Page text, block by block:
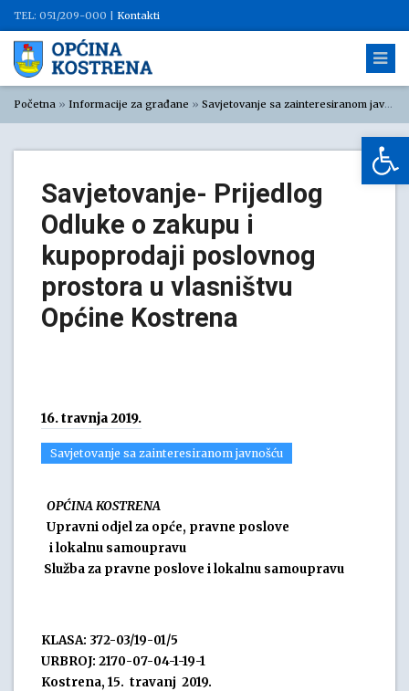
TEL: 051/209-000 | Kontakti
Početna » Informacije za građane » Savjetovanje sa zainteresiranom javnošću
Savjetovanje- Prijedlog
Odluke o zakupu i
kupoprodaji poslovnog
prostora u vlasništvu
Općine Kostrena
16. travnja 2019.
Savjetovanje sa zainteresiranom javnošću
OPĆINA KOSTRENA
Upravni odjel za opće, pravne poslove
i lokalnu samoupravu
Služba za pravne poslove i lokalnu samoupravu
KLASA: 372-03/19-01/5
URBROJ: 2170-07-04-1-19-1
Kostrena, 15. travanj 2019.